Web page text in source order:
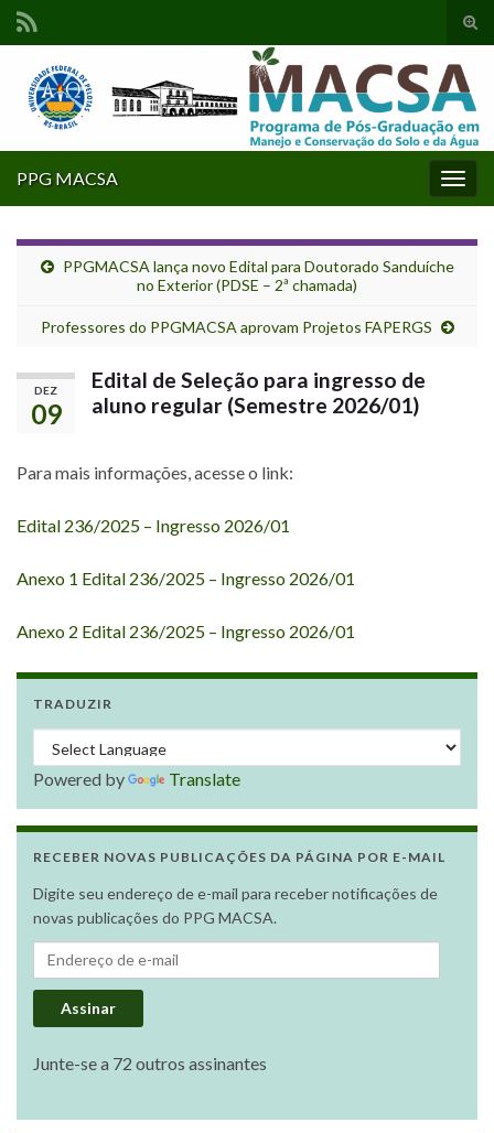
de
PPG MACSA
PPGMACSA lança novo Edital para Doutorado Sanduíche
no Exterior (PDSE – 2ª chamada)
Professores do PPGMACSA aprovam Projetos FAPERGS
DEZ
09
Edital de Seleção para ingresso de
aluno regular (Semestre 2026/01)
Para mais informações, acesse o link:
Edital 236/2025 – Ingresso 2026/01
Anexo 1 Edital 236/2025 – Ingresso 2026/01
Anexo 2 Edital 236/2025 – Ingresso 2026/01
TRADUZIR
Powered by Translate
RECEBER NOVAS PUBLICAÇÕES DA PÁGINA POR E-MAIL
Digite seu endereço de e-mail para receber notificações de
novas publicações do PPG MACSA.
Endereço de e-mail
Assinar
Junte-se a 72 outros assinantes